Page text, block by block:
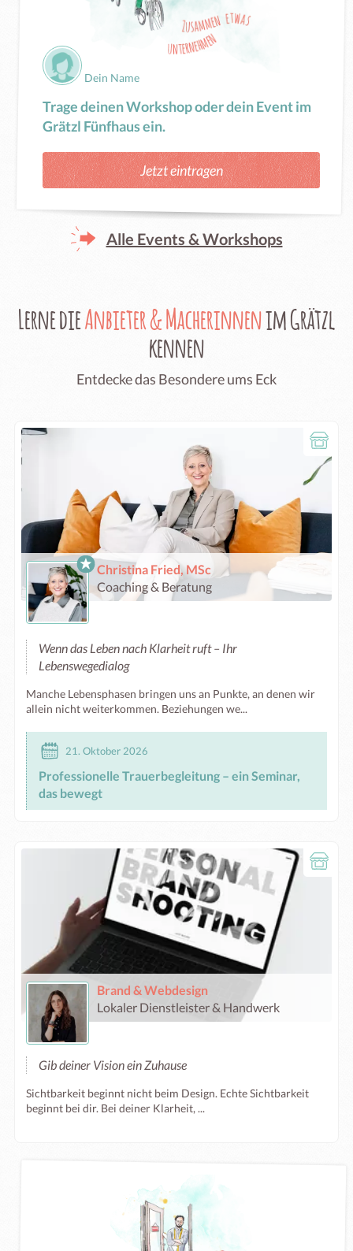
Dein Name
Trage deinen Workshop oder dein Event im
Grätzl Fünfhaus ein.
Jetzt eintragen
Alle Events & Workshops
Lerne dieAnbieter & Macherinnenim Grätzl
kennen
Entdecke das Besondere ums Eck
Christina Fried, MSc
Coaching & Beratung
Wenn das Leben nach Klarheit ruft – Ihr
Lebenswegedialog
Manche Lebensphasen bringen uns an Punkte, an denen wir
allein nicht weiterkommen. Beziehungen we...
21. Oktober 2026
Professionelle Trauerbegleitung – ein Seminar,
das bewegt
Brand & Webdesign
Lokaler Dienstleister & Handwerk
Gib deiner Vision ein Zuhause
Sichtbarkeit beginnt nicht beim Design. Echte Sichtbarkeit
beginnt bei dir. Bei deiner Klarheit, ...